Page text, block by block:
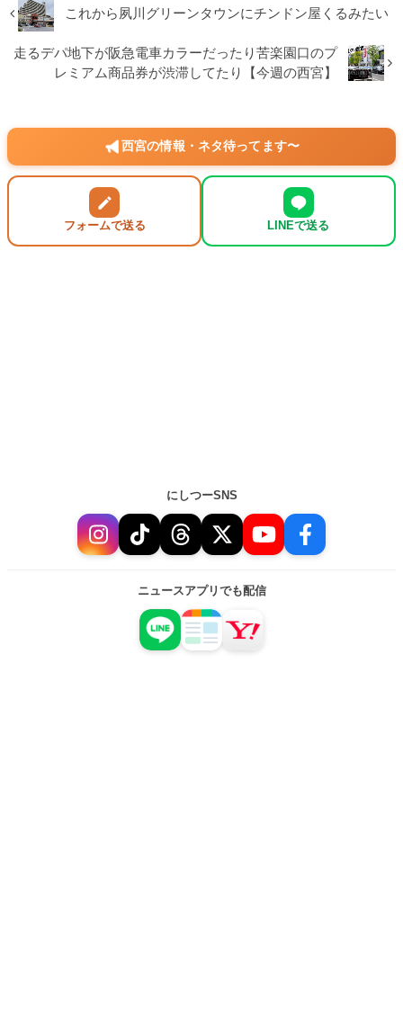
これから夙川グリーンタウンにチンドン屋くるみたい
走るデパ地下が阪急電車カラーだったり苦楽園口のプ
レミアム商品券が渋滞してたり【今週の西宮】
西宮の情報・ネタ待ってます〜
フォームで送る LINEで送る
にしつーSNS
ニュースアプリでも配信